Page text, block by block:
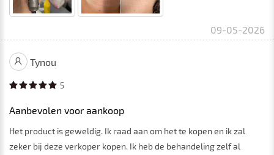
09-05-2026
Tynou
5
Aanbevolen voor aankoop
Het product is geweldig. Ik raad aan om het te kopen en ik zal
zeker bij deze verkoper kopen. Ik heb de behandeling zelf al